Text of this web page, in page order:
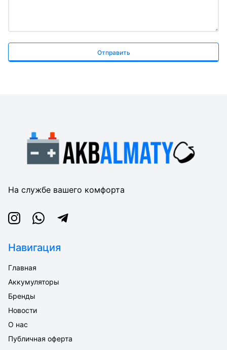
Отправить
На службе вашего комфорта
InstagramWhatsappTelegram
Навигация
Главная
Аккумуляторы
Бренды
Новости
О нас
Публичная оферта